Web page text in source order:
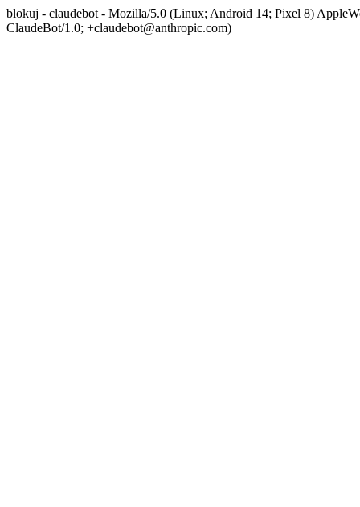
blokuj - claudebot - Mozilla/5.0 (Linux; Android 14; Pixel 8)
ClaudeBot/1.0; +claudebot@anthropic.com)